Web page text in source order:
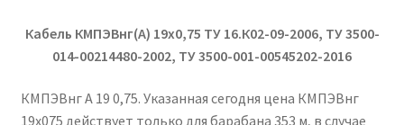
Кабель КМПЭВнг(А) 19х0,75 ТУ 16.К02-09-2006, ТУ 3500-
014-00214480-2002, ТУ 3500-001-00545202-2016
КМПЭВнг А 19 0,75. Указанная сегодня цена КМПЭВнг
19х075 действует только для барабана 353 м, в случае